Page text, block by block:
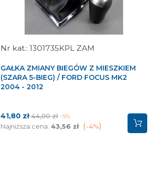
1301735KPL ZAM
GAŁKA ZMIANY BIEGÓW Z MIESZKIEM
(SZARA 5-BIEG) / FORD FOCUS MK2
2004 - 2012
Cena
41,80 złCena
podstawowa
44,00 zł -5%
Najniższa cena: 43,56 zł -4%